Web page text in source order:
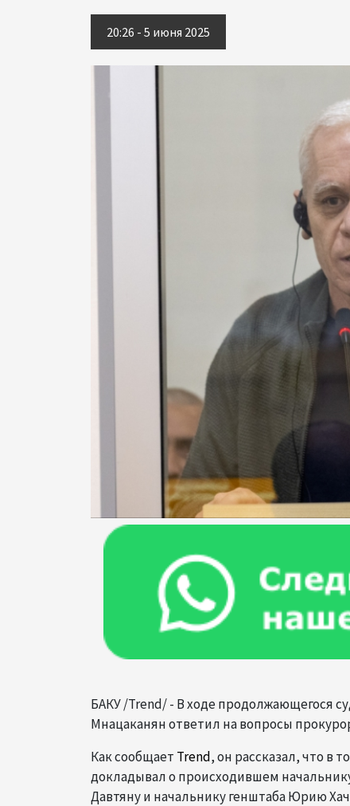
20:26 - 5 июня 2025
БАКУ /Trend/ - В ходе продолжающегося
Мнацаканян ответил на вопросы
Как сообщает Trend, он рассказал, что в
докладывал о происходившем
Давтяну и начальнику генштаба Юрию